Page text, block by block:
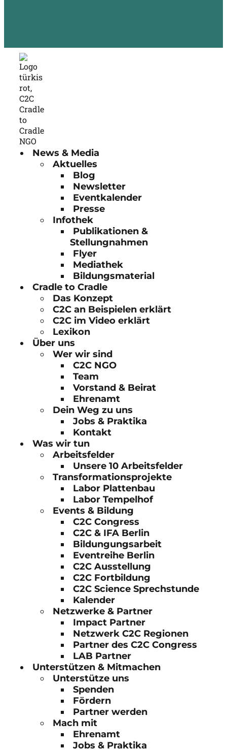
News & Media
Aktuelles
Blog
Newsletter
Eventkalender
Presse
Infothek
Publikationen &
Stellungnahmen
Flyer
Mediathek
Bildungsmaterial
Cradle to Cradle
Das Konzept
C2C an Beispielen erklärt
C2C im Video erklärt
Lexikon
Über uns
Wer wir sind
C2C NGO
Team
Vorstand & Beirat
Ehrenamt
Dein Weg zu uns
Jobs & Praktika
Kontakt
Was wir tun
Arbeitsfelder
Unsere 10 Arbeitsfelder
Transformationsprojekte
Labor Plattenbau
Labor Tempelhof
Events & Bildung
C2C Congress
C2C & IFA Berlin
Bildungungsarbeit
Eventreihe Berlin
C2C Ausstellung
C2C Fortbildung
C2C Science Sprechstunde
Kalender
Netzwerke & Partner
Impact Partner
Netzwerk C2C Regionen
Partner des C2C Congress
LAB Partner
Unterstützen & Mitmachen
Unterstütze uns
Spenden
Fördern
Partner werden
Mach mit
Ehrenamt
Jobs & Praktika